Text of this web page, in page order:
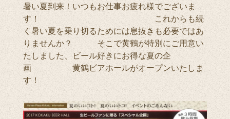
暑い夏到来！いつもお仕事お疲れ様でございま
す！ これからも続
く暑い夏を乗り切るためには息抜きも必要ではあ
りませんか？ そこで黄鶴が特別にご用意い
たしました、ビール好きにお得な夏の企
画 黄鶴ビアホールがオープンいたしま
す！